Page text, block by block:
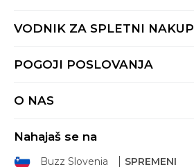
VODNIK ZA SPLETNI NAKUP
Vračilo kupnine
POGOJI POSLOVANJA
Pravila Sport&Bonus programa
O NAS
BUZZ Znamke
Nahajaš se na
Buzz Slovenia SPREMENI